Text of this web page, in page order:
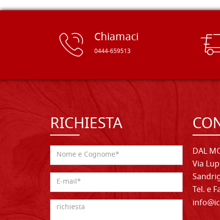
Chiamaci
0444-659513
RICHIESTA
DAL
Via
Tel. e